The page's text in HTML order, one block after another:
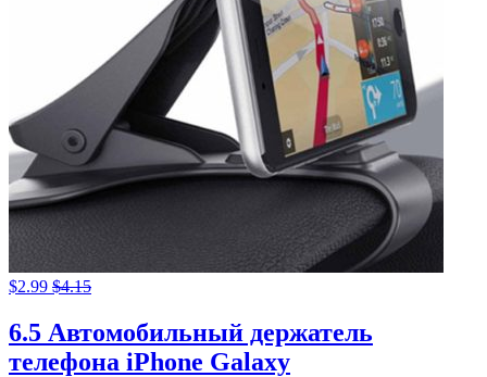
$2.99 $4.15
6.5 Автомобильный держатель
телефона iPhone Galaxy